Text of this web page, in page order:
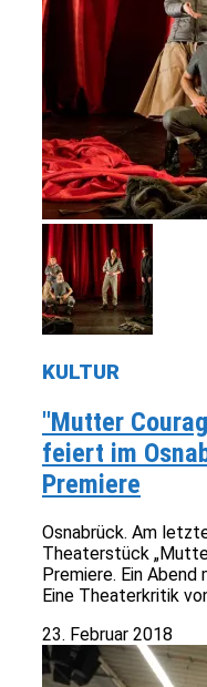
KULTUR
"Mutter
feiert im
Premiere
Osnabrück. Am
Theaterstück
Premiere. Ein
Eine Theaterkritik
23. Februar 2018